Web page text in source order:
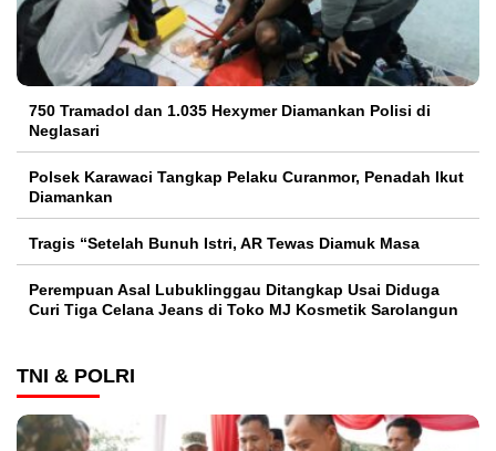
750 Tramadol dan 1.035 Hexymer Diamankan Polisi di
Neglasari
Polsek Karawaci Tangkap Pelaku Curanmor, Penadah Ikut
Diamankan
Tragis “Setelah Bunuh Istri, AR Tewas Diamuk Masa
Perempuan Asal Lubuklinggau Ditangkap Usai Diduga
Curi Tiga Celana Jeans di Toko MJ Kosmetik Sarolangun
TNI & POLRI